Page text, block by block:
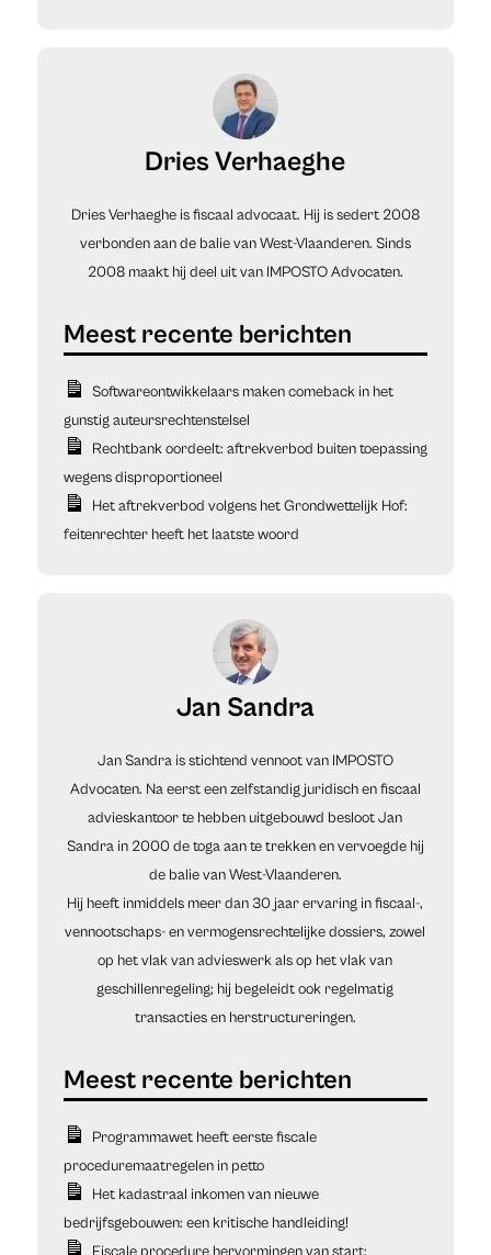
Dries Verhaeghe
Dries Verhaeghe is fiscaal advocaat. Hij is sedert 2008
verbonden aan de balie van West-Vlaanderen. Sinds
2008 maakt hij deel uit van IMPOSTO Advocaten.
Softwareontwikkelaars maken comeback in het
gunstig auteursrechtenstelsel
Rechtbank oordeelt: aftrekverbod buiten toepassing
wegens disproportioneel
Het aftrekverbod volgens het Grondwettelijk Hof:
feitenrechter heeft het laatste woord
Jan Sandra
Jan Sandra is stichtend vennoot van IMPOSTO
Advocaten. Na eerst een zelfstandig juridisch en fiscaal
advieskantoor te hebben uitgebouwd besloot Jan
Sandra in 2000 de toga aan te trekken en vervoegde hij
de balie van West-Vlaanderen.
Hij heeft inmiddels meer dan 30 jaar ervaring in fiscaal-,
vennootschaps- en vermogensrechtelijke dossiers, zowel
op het vlak van advieswerk als op het vlak van
geschillenregeling; hij begeleidt ook regelmatig
transacties en herstructureringen.
Programmawet heeft eerste fiscale
proceduremaatregelen in petto
Het kadastraal inkomen van nieuwe
bedrijfsgebouwen: een kritische handleiding!